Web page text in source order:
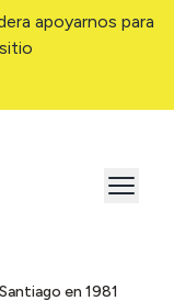
apoyarnos para
en 1981